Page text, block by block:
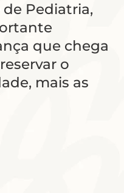
Pediatria,
que chega
o
mais as